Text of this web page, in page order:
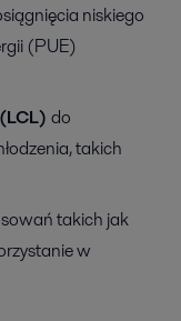
niskiego
(PUE)
do
takich
takich jak
w